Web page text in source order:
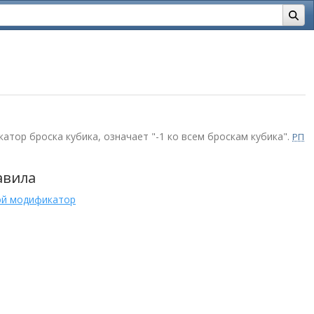
броска кубика, означает "-1 ко всем броскам кубика". РП
модификатор